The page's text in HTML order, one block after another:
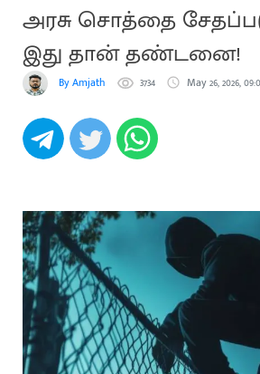
அரசு சொத்தை
இது தான் தண்டனை!
By Amjath 3734 May 26, 2026,